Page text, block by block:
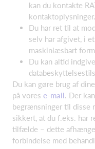
kan du kontakte
kontaktoplysninger.
Du har ret til at
selv har afgivet, i
maskinlæsbart
Du kan altid
Du kan gøre brug af
på vores e-mail. Der
begrænsninger til disse
sikkert, at du f.eks. har
tilfælde – dette
forbindelse med